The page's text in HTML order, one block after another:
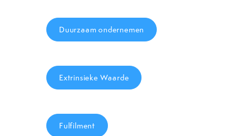
Duurzaam ondernemen
Extrinsieke Waarde
Fulfilment